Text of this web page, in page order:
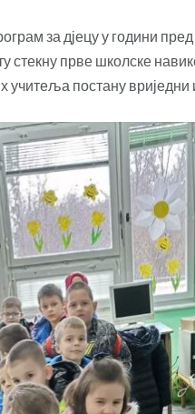
за дјецу у години
прве школске
учитеља постану